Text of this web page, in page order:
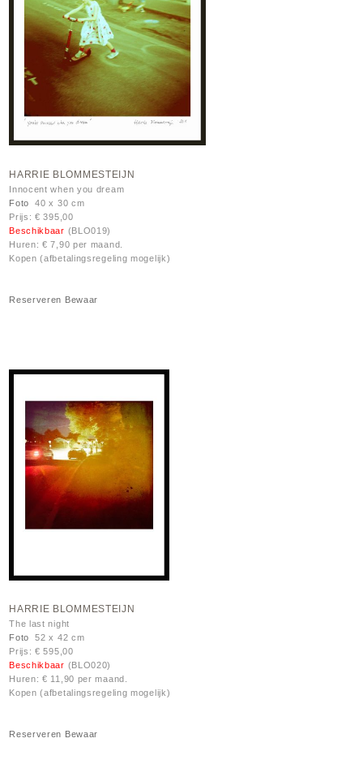
HARRIE BLOMMESTEIJN
Innocent when you dream
Foto 40 x 30 cm
Prijs: € 395,00
Beschikbaar (BLO019)
Huren: € 7,90 per maand.
Kopen (afbetalingsregeling mogelijk)
Reserveren Bewaar
HARRIE BLOMMESTEIJN
The last night
Foto 52 x 42 cm
Prijs: € 595,00
Beschikbaar (BLO020)
Huren: € 11,90 per maand.
Kopen (afbetalingsregeling mogelijk)
Reserveren Bewaar